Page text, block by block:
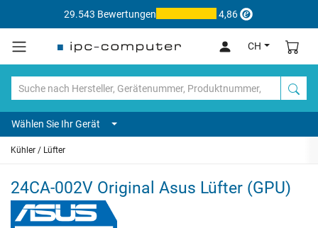
29.543 Bewertungen 4,86
CH
Wählen Sie Ihr Gerät
Kühler / Lüfter
24CA-002V Original Asus Lüfter (GPU)